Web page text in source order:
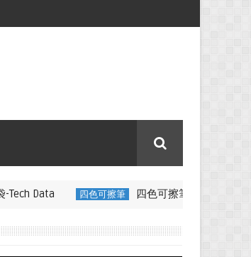
四色可擦筆 四色可擦筆-百通電纜 350ML 折疊矽